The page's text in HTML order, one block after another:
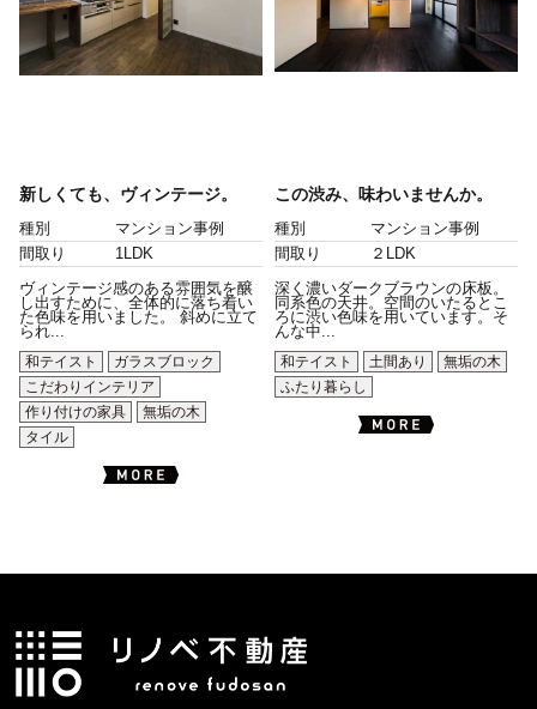
新しくても、ヴィンテージ。
種別
マンション事例
間取り
1LDK
ヴィンテージ感のある雰囲気を醸
し出すために、全体的に落ち着い
た色味を用いました。 斜めに立て
られ...
和テイスト
ガラスブロック
こだわりインテリア
作り付けの家具
無垢の木
タイル
この渋み、味わいませんか。
種別
マンション事例
間取り
２LDK
深く濃いダークブラウンの床板。
同系色の天井。空間のいたるとこ
ろに渋い色味を用いています。そ
んな中...
和テイスト
土間あり
無垢の木
ふたり暮らし